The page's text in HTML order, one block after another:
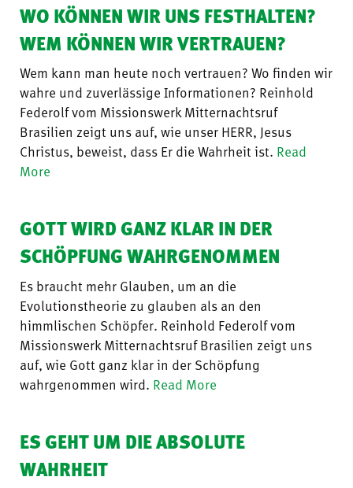
WO KÖNNEN WIR UNS FESTHALTEN?
WEM KÖNNEN WIR VERTRAUEN?
Wem kann man heute noch vertrauen? Wo finden wir
wahre und zuverlässige Informationen? Reinhold
Federolf vom Missionswerk Mitternachtsruf
Brasilien zeigt uns auf, wie unser HERR, Jesus
Christus, beweist, dass Er die Wahrheit ist. Read
More
GOTT WIRD GANZ KLAR IN DER
SCHÖPFUNG WAHRGENOMMEN
Es braucht mehr Glauben, um an die
Evolutionstheorie zu glauben als an den
himmlischen Schöpfer. Reinhold Federolf vom
Missionswerk Mitternachtsruf Brasilien zeigt uns
auf, wie Gott ganz klar in der Schöpfung
wahrgenommen wird. Read More
ES GEHT UM DIE ABSOLUTE
WAHRHEIT